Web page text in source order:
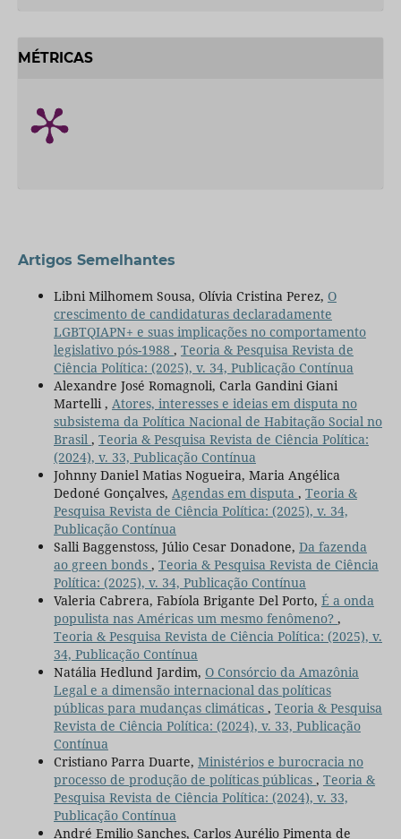
MÉTRICAS
Artigos Semelhantes
Libni Milhomem Sousa, Olívia Cristina Perez, O
crescimento de candidaturas declaradamente
LGBTQIAPN+ e suas implicações no comportamento
legislativo pós-1988 , Teoria & Pesquisa Revista de
Ciência Política: (2025), v. 34, Publicação Contínua
Alexandre José Romagnoli, Carla Gandini Giani
Martelli , Atores, interesses e ideias em disputa no
subsistema da Política Nacional de Habitação Social no
Brasil , Teoria & Pesquisa Revista de Ciência Política:
(2024), v. 33, Publicação Contínua
Johnny Daniel Matias Nogueira, Maria Angélica
Dedoné Gonçalves, Agendas em disputa , Teoria &
Pesquisa Revista de Ciência Política: (2025), v. 34,
Publicação Contínua
Salli Baggenstoss, Júlio Cesar Donadone, Da fazenda
ao green bonds , Teoria & Pesquisa Revista de Ciência
Política: (2025), v. 34, Publicação Contínua
Valeria Cabrera, Fabíola Brigante Del Porto, É a onda
populista nas Américas um mesmo fenômeno? ,
Teoria & Pesquisa Revista de Ciência Política: (2025), v.
34, Publicação Contínua
Natália Hedlund Jardim, O Consórcio da Amazônia
Legal e a dimensão internacional das políticas
públicas para mudanças climáticas , Teoria & Pesquisa
Revista de Ciência Política: (2024), v. 33, Publicação
Contínua
Cristiano Parra Duarte, Ministérios e burocracia no
processo de produção de políticas públicas , Teoria &
Pesquisa Revista de Ciência Política: (2024), v. 33,
Publicação Contínua
André Emilio Sanches, Carlos Aurélio Pimenta de